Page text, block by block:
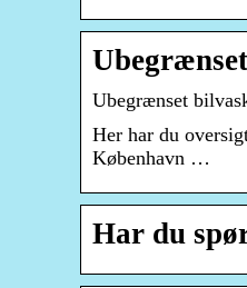
Ubegrænset
Her har du
København …
Har du